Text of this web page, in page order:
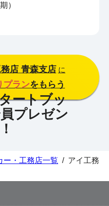
）
店 青森支店 に
プランをもらう
ー・工務店一覧 / アイ工務